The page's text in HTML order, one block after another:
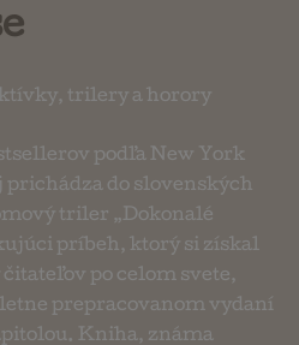
trilery a horory
podľa New York
prichádza do slovenských
triler „Dokonalé
príbeh, ktorý si získal
po celom svete,
prepracovanom vydaní
Kniha, známa